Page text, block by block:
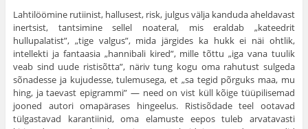
Lahtilöömine rutiinist, hallusest, risk, julgus välja kanduda aheldavast
inertsist, tantsimine sellel noateral, mis eraldab „kateedrit
hullupalatist”, „tige valgus”, mida järgides ka hukk ei näi ohtlik,
intellekti ja fantaasia „hannibali kired”, mille tõttu „iga vana tuulik
veab sind uude ristisõtta”, näriv tung kogu oma rahutust sulgeda
sõnadesse ja kujudesse, tulemusega, et „sa tegid põrguks maa, mu
hing, ja taevast epigrammi” — need on vist küll kõige tüüpilisemad
jooned autori omapärases hingeelus. Ristisõdade teel ootavad
tülgastavad karantiinid, oma elamuste eepos tuleb arvatavasti